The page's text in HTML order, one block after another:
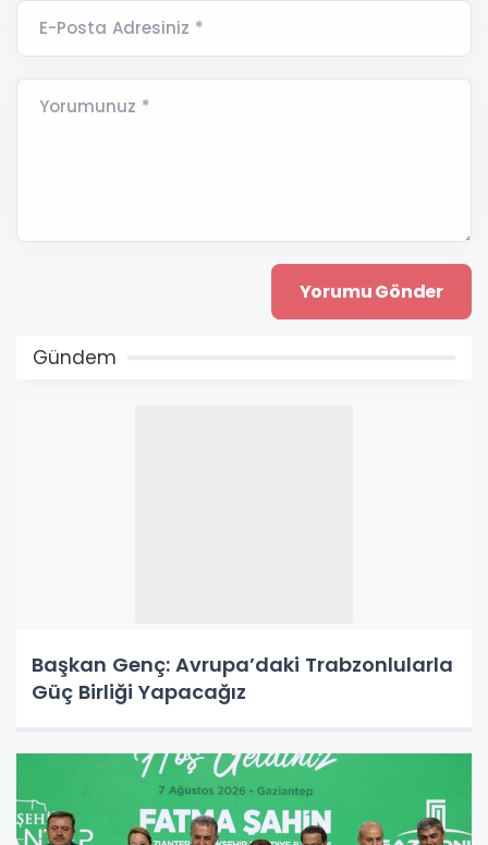
E-Posta Adresiniz *
Yorumunuz *
Gündem
Başkan Genç: Avrupa’daki Trabzonlularla
Güç Birliği Yapacağız